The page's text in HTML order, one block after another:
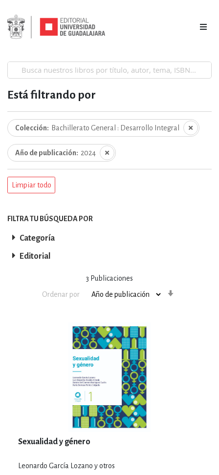
3 Publicaciones
Ordenar por
Sexualidad y género
Leonardo García Lozano y otros
Está filtrando por
Colección Bachillerato General : Desarrollo Integral
Año de publicación 2024
Limpiar todo
FILTRA TU BÚSQUEDA POR
Categoría
Editorial